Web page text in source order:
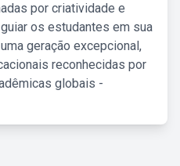
por criatividade e
os estudantes em sua
geração excepcional,
reconhecidas por
globais -